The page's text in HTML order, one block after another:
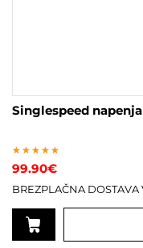
Singlespeed
Ocenjeno
5.00
od 5
99.90€
BREZPLAČNA DOSTAVA